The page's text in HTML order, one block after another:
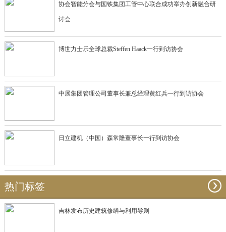
协会智能分会与国铁集团工管中心联合成功举办创新融合研
讨会
博世力士乐全球总裁Steffen Haack一行到访协会
中展集团管理公司董事长兼总经理黄红兵一行到访协会
日立建机（中国）森常隆董事长一行到访协会
热门标签
吉林发布历史建筑修缮与利用导则